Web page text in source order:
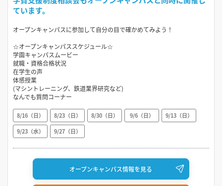
ています。
オープンキャンパスに参加して自分の目で確かめてみよう！
☆オープンキャンパススケジュール☆
学園キャンパスムービー
就職・資格合格状況
在学生の声
体感授業
(マシントレーニング、鉄道業界研究など)
なんでも質問コーナー
8/16（日） 8/23（日） 8/30（日） 9/6（日）
9/13（日）
9/23（水）
9/27（日）
オープンキャンパス情報を見る